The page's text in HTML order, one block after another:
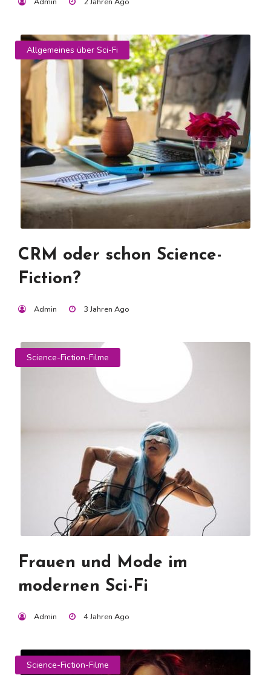
Allgemeines über Sci-Fi
CRM oder schon Science-
Fiction?
Admin 3 Jahren Ago
Science-Fiction-Filme
Frauen und Mode im
modernen Sci-Fi
Admin 4 Jahren Ago
Science-Fiction-Filme